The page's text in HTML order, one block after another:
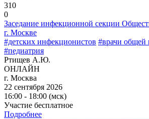
310
0
Заседание инфекционной секции
г. Москве
#детских инфекционистов #врачи общей
#педиатрия
Ртищев А.Ю.
ОНЛАЙН
г. Москва
22 сентября 2026
16:00 - 18:00 (мск)
Участие бесплатное
Подробнее